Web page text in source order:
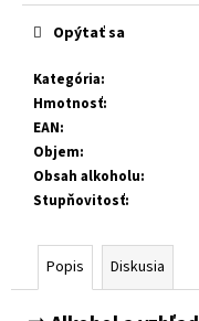
cena:
Kategória:
Hmotnosť:
EAN:
Objem:
Obsah alkoholu:
Stupňovitosť:
Opýtať sa
Popis Diskusia
O
d
p
o
ú
a